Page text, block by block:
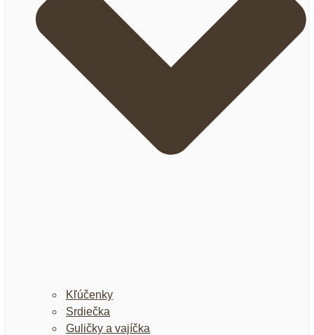
Kľúčenky
Srdiečka
Guličky a vajíčka